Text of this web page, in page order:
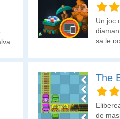
Un joc
sa le
The
de